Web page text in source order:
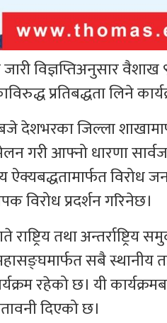
जारी विज्ञप्तिअनुसार
प्रतिबद्धता लिने
देशभरका जिल्ला
गरी आफ्नो धारणा
विरोध
विरोध प्रदर्शन गरिनेछ।
तथा
सबै स्थानीय
रहेको छ। यी
दिएको छ।